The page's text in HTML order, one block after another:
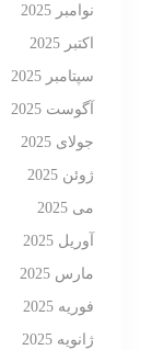
نوامبر 2025
اکتبر 2025
سپتامبر 2025
آگوست 2025
جولای 2025
ژوئن 2025
می 2025
آوریل 2025
مارس 2025
فوریه 2025
ژانویه 2025